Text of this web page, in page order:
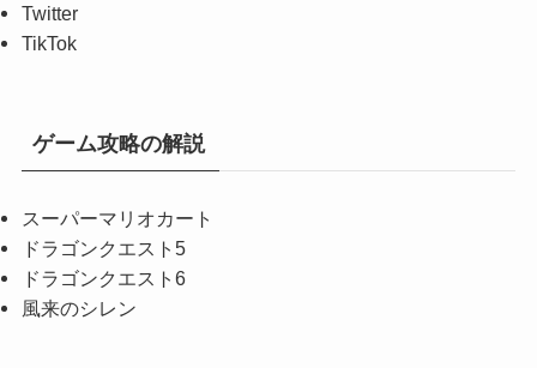
Twitter
TikTok
ゲーム攻略の解説
スーパーマリオカート
ドラゴンクエスト5
ドラゴンクエスト6
風来のシレン